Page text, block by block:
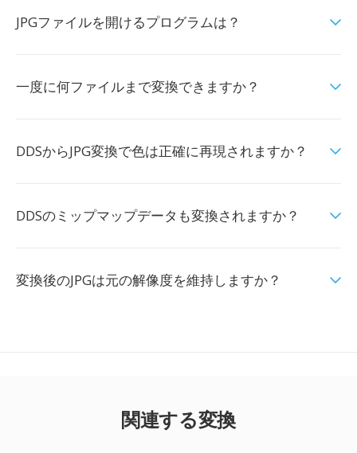
JPGファイルを開けるプログラムは？
一度に何ファイルまで変換できますか？
DDSからJPG変換で色は正確に再現されますか？
DDSのミップマップデータも変換されますか？
変換後のJPGは元の解像度を維持しますか？
関連する変換